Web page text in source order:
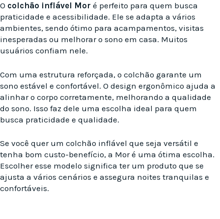
O colchão inflável Mor é perfeito para quem busca
praticidade e acessibilidade. Ele se adapta a vários
ambientes, sendo ótimo para acampamentos, visitas
inesperadas ou melhorar o sono em casa. Muitos
usuários confiam nele.
Com uma estrutura reforçada, o colchão garante um
sono estável e confortável. O design ergonômico ajuda a
alinhar o corpo corretamente, melhorando a qualidade
do sono. Isso faz dele uma escolha ideal para quem
busca praticidade e qualidade.
Se você quer um colchão inflável que seja versátil e
tenha bom custo-benefício, a Mor é uma ótima escolha.
Escolher esse modelo significa ter um produto que se
ajusta a vários cenários e assegura noites tranquilas e
confortáveis.